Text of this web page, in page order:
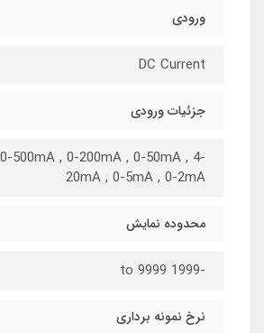
ورودی
DC Current
جزئیات ورودی
500mA , 0-200mA , 0-50mA , 4-
20mA , 0-5mA , 0-2mA
محدوده نمایش
-1999 to 9999
نرخ نمونه برداری